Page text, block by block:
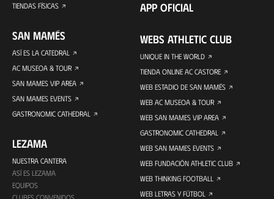
TIENDAS FÍSICAS
SAN MAMÉS
ASÍ ES LA CATEDRAL
AC MUSEOA & TOUR
SAN MAMES VIP AREA
SAN MAMES EVENTS
GASTRONOMIC CATHEDRAL
LEZAMA
NUESTRA CANTERA
ASÍ ES LEZAMA
EQUIPOS
APP OFICIAL
WEBS ATHLETIC CLUB
UNIQUE IN THE WORLD
TIENDA ONLINE AC CASTORE
WEB ESTADIO DE SAN MAMÉS
WEB AC MUSEOA & TOUR
WEB SAN MAMES VIP AREA
GASTRONOMIC CATHEDRAL
WEB SAN MAMES EVENTS
WEB FUNDACIÓN ATHLETIC CLUB
WEB THINKING FOOTBALL
WEB LETRAS Y FÚTBOL